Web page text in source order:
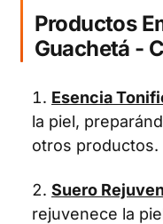
Productos
Guachetá -
Esencia
la piel,
otros productos.
Suero
rejuvenece la